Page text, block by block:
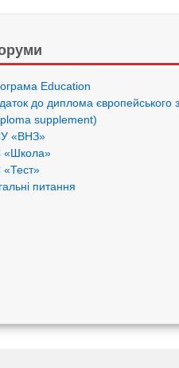
Eduсation
до диплома європейського
supplement)
«ВНЗ»
«Школа»
питання